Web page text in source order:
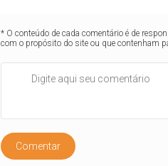
* O conteúdo de cada comentário é de
com o propósito do site ou que contenham
Comentar